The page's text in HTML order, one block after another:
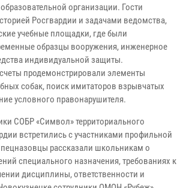
организации. Гости
Росгвардии и задачами ведомства,
учебные площадки, где были
образцы вооружения, инженерное
индивидуальной защиты.
продемонстрировали элементы
собак, поиск имитаторов взрывчатых
условного правонарушителя.
СОБР «Символ» территориального
встретились с участниками профильной
рассказали школьникам о
специального назначения, требованиях к
дисциплины, ответственности и